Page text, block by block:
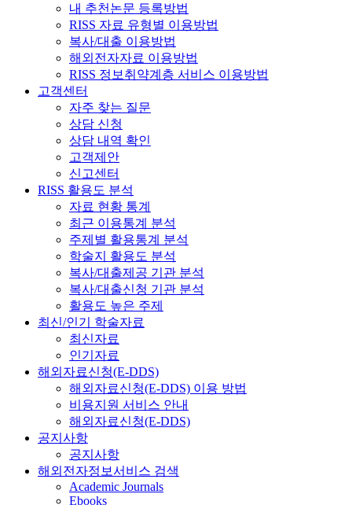
내 추천논문 등록방법
RISS 자료 유형별 이용방법
복사/대출 이용방법
해외전자자료 이용방법
RISS 정보취약계층 서비스 이용방법
고객센터
자주 찾는 질문
상담 신청
상담 내역 확인
고객제안
신고센터
RISS 활용도 분석
자료 현황 통계
최근 이용통계 분석
주제별 활용통계 분석
학술지 활용도 분석
복사/대출제공 기관 분석
복사/대출신청 기관 분석
활용도 높은 주제
최신/인기 학술자료
최신자료
인기자료
해외자료신청(E-DDS)
해외자료신청(E-DDS) 이용 방법
비용지원 서비스 안내
해외자료신청(E-DDS)
공지사항
공지사항
해외전자정보서비스 검색
Academic Journals
Ebooks